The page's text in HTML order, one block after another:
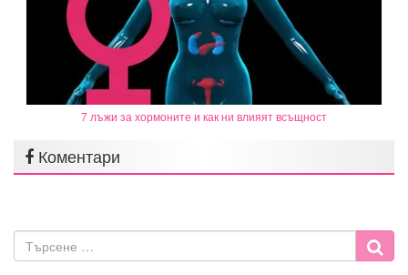
7 лъжи за хормоните и как ни влияят всъщност
Коментари